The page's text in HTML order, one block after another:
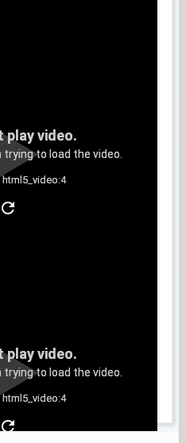
play video.
to load the video.
play video.
to load the video.